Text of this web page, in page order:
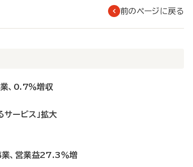
前のページに戻る
、0.7％増収
サービス」拡大
業、営業益27.3％増